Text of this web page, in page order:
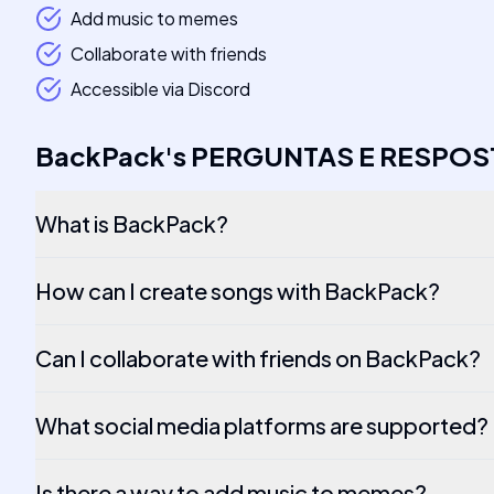
Add music to memes
Collaborate with friends
Accessible via Discord
BackPack's PERGUNTAS E
What is BackPack?
How can I create songs with BackPack?
Can I collaborate with friends on BackPack?
What social media platforms are supported?